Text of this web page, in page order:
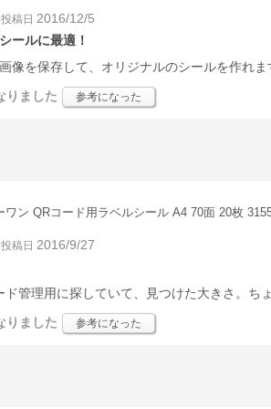
投稿日 2016/12/5
ールに最適！
像を保存して、オリジナルのシールを作れ
りました 参考になった
ワン QRコード用ラベルシール A4 70面 20枚
投稿日 2016/9/27
ド管理用に探していて、見つけた大きさ。ち
りました 参考になった